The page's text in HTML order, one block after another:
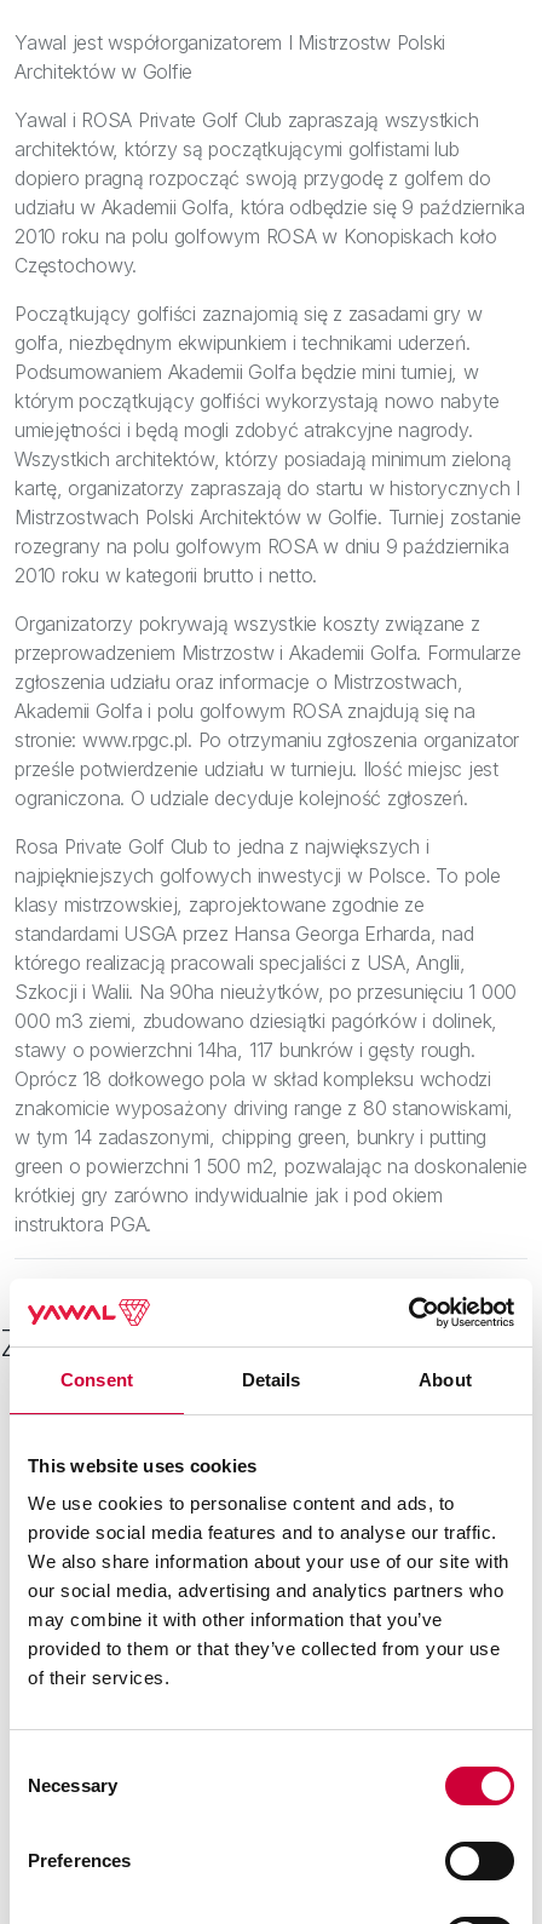
Consent Details About
This website uses cookies
We use cookies to personalise content and ads, to
provide social media features and to analyse our traffic.
We also share information about your use of our site with
our social media, advertising and analytics partners who
may combine it with other information that you’ve
provided to them or that they’ve collected from your use
of their services.
Selection
Necessary
Preferences
Inspiracje
Yawal jest współorganizatorem I Mistrzostw Polski
Architektów w Golfie
Yawal i ROSA Private Golf Club zapraszają wszystkich
architektów, którzy są początkującymi golfistami lub
dopiero pragną rozpocząć swoją przygodę z golfem do
udziału w Akademii Golfa, która odbędzie się 9 października
2010 roku na polu golfowym ROSA w Konopiskach koło
Częstochowy.
Początkujący golfiści zaznajomią się z zasadami gry w
golfa, niezbędnym ekwipunkiem i technikami uderzeń.
Podsumowaniem Akademii Golfa będzie mini turniej, w
którym początkujący golfiści wykorzystają nowo nabyte
umiejętności i będą mogli zdobyć atrakcyjne nagrody.
Wszystkich architektów, którzy posiadają minimum zieloną
kartę, organizatorzy zapraszają do startu w historycznych I
Mistrzostwach Polski Architektów w Golfie. Turniej zostanie
rozegrany na polu golfowym ROSA w dniu 9 października
2010 roku w kategorii brutto i netto.
Organizatorzy pokrywają wszystkie koszty związane z
przeprowadzeniem Mistrzostw i Akademii Golfa. Formularze
zgłoszenia udziału oraz informacje o Mistrzostwach,
Akademii Golfa i polu golfowym ROSA znajdują się na
stronie: www.rpgc.pl. Po otrzymaniu zgłoszenia organizator
prześle potwierdzenie udziału w turnieju. Ilość miejsc jest
ograniczona. O udziale decyduje kolejność zgłoszeń.
Rosa Private Golf Club to jedna z największych i
najpiękniejszych golfowych inwestycji w Polsce. To pole
klasy mistrzowskiej, zaprojektowane zgodnie ze
standardami USGA przez Hansa Georga Erharda, nad
którego realizacją pracowali specjaliści z USA, Anglii,
Szkocji i Walii. Na 90ha nieużytków, po przesunięciu 1 000
000 m3 ziemi, zbudowano dziesiątki pagórków i dolinek,
stawy o powierzchni 14ha, 117 bunkrów i gęsty rough.
Oprócz 18 dołkowego pola w skład kompleksu wchodzi
znakomicie wyposażony driving range z 80 stanowiskami,
w tym 14 zadaszonymi, chipping green, bunkry i putting
green o powierzchni 1 500 m2, pozwalając na doskonalenie
krótkiej gry zarówno indywidualnie jak i pod okiem
instruktora PGA.
Zobacz inne
Otwarta Przestrzeń Architektury. MoreView Days.